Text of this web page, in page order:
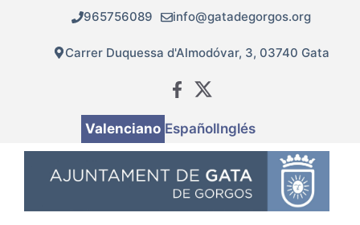
contingut
965756089 info@gatadegorgos.org
Carrer Duquessa d'Almodóvar, 3, 03740 Gata
Valenciano EspañolInglés